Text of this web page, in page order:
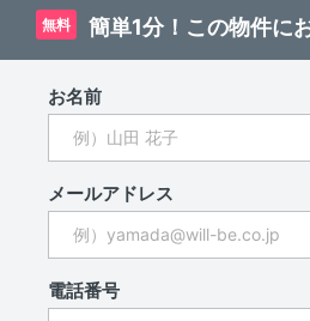
無料 簡単1分！この物件に
お名前
メールアドレス
電話番号